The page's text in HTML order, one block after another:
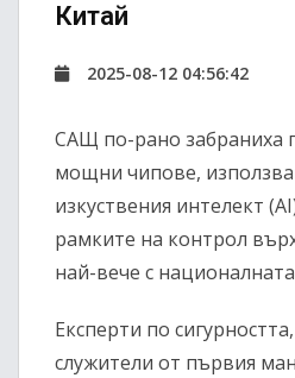
Китай
2025-08-12 04:56:42
САЩ по-рано забраниха
мощни чипове,
изкуствения интелект
рамките на контрол
най-вече с националната
Експерти по
служители от първия